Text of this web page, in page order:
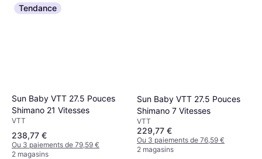
Tendance
Sun Baby VTT 27.5 Pouces
Shimano 21 Vitesses
VTT
238,77 €
Ou 3 paiements de 79,59 €
2 magasins
Sun Baby VTT 27.5 Pouces
Shimano 7 Vitesses
VTT
229,77 €
Ou 3 paiements de 76,59 €
2 magasins